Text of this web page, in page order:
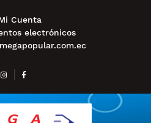
Cuenta
electrónicos